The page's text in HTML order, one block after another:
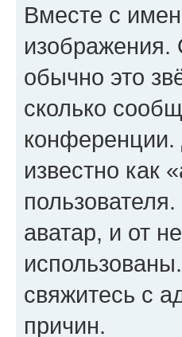
Вместе с
изображения.
обычно это
сколько
конференции.
известно как
аватар, и от
свяжитесь с
причин.